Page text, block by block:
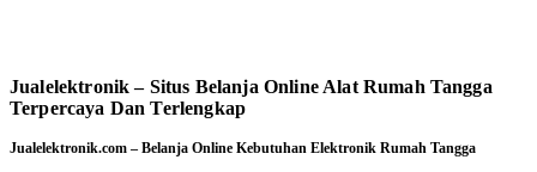
Jualelektronik – Situs Belanja Online Alat Rumah Tangga
Terpercaya Dan Terlengkap
Jualelektronik.com – Belanja Online Kebutuhan Elektronik Rumah Tangga